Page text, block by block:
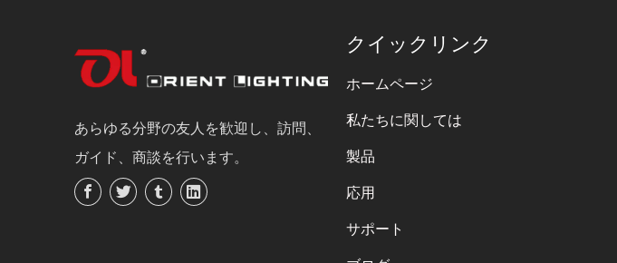
あらゆる分野の友人を歓迎し、訪問、
ガイド、商談を行います。
クイックリンク
ホームページ
私たちに関しては
製品
応用
サポート